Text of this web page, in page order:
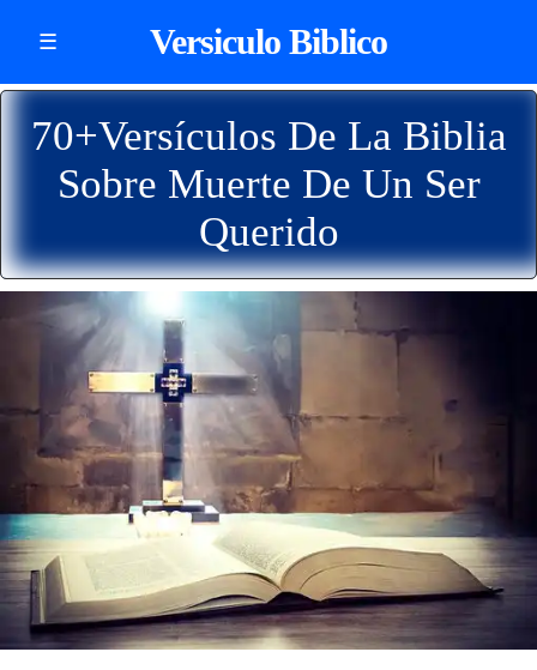
☰ Versiculo Biblico
70+Versículos De La Biblia
Sobre Muerte De Un Ser
Querido